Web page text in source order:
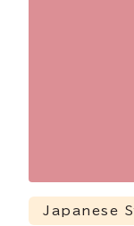
Japanese